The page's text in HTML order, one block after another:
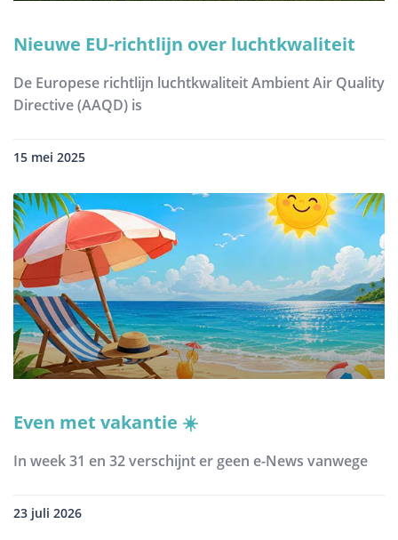
Nieuwe EU-richtlijn over luchtkwaliteit
De Europese richtlijn luchtkwaliteit Ambient Air Quality
Directive (AAQD) is
15 mei 2025
Even met vakantie ☀️
In week 31 en 32 verschijnt er geen e-News vanwege
23 juli 2026